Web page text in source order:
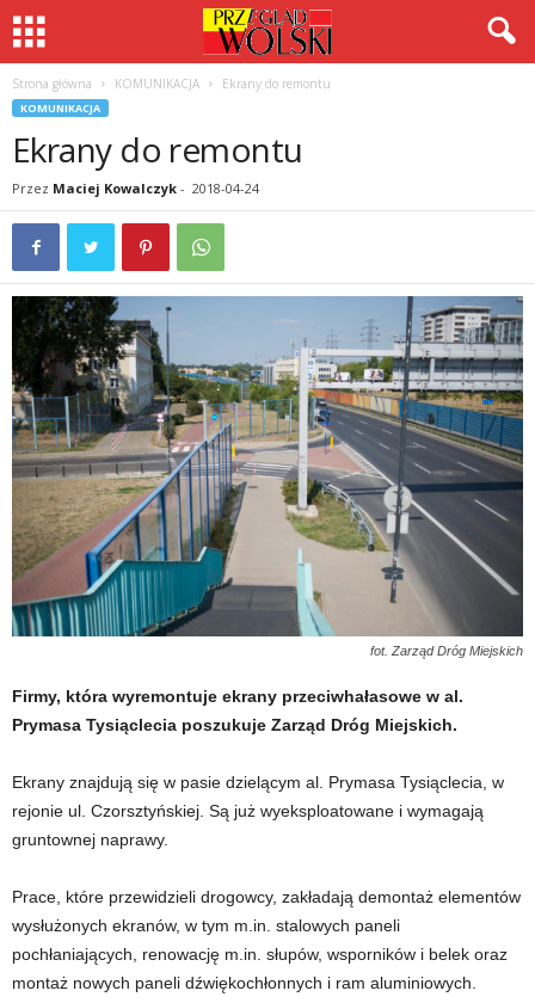
Strona główna KOMUNIKACJA Ekrany do remontu
KOMUNIKACJA
Ekrany do remontu
Przez Maciej Kowalczyk - 2018-04-24
fot. Zarząd Dróg Miejskich
Firmy, która wyremontuje ekrany przeciwhałasowe w al.
Prymasa Tysiąclecia poszukuje Zarząd Dróg Miejskich.
Ekrany znajdują się w pasie dzielącym al. Prymasa Tysiąclecia, w
rejonie ul. Czorsztyńskiej. Są już wyeksploatowane i wymagają
gruntownej naprawy.
Prace, które przewidzieli drogowcy, zakładają demontaż elementów
wysłużonych ekranów, w tym m.in. stalowych paneli
pochłaniających, renowację m.in. słupów, wsporników i belek oraz
montaż nowych paneli dźwiękochłonnych i ram aluminiowych.